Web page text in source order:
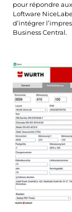
pour répondre
Loftware
d’intégrer
Business Central.